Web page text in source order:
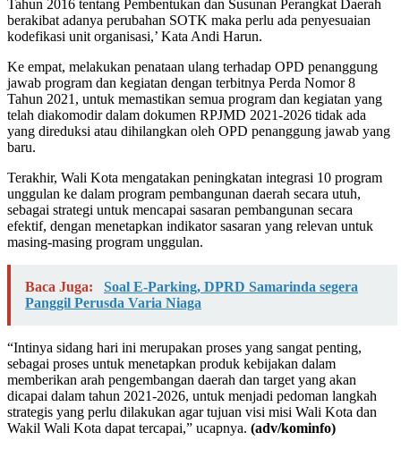
Tahun 2016 tentang Pembentukan dan Susunan Perangkat Daerah
berakibat adanya perubahan SOTK maka perlu ada penyesuaian
kodefikasi unit organisasi,’ Kata Andi Harun.
Ke empat, melakukan penataan ulang terhadap OPD penanggung
jawab program dan kegiatan dengan terbitnya Perda Nomor 8
Tahun 2021, untuk memastikan semua program dan kegiatan yang
telah diakomodir dalam dokumen RPJMD 2021-2026 tidak ada
yang direduksi atau dihilangkan oleh OPD penanggung jawab yang
baru.
Terakhir, Wali Kota mengatakan peningkatan integrasi 10 program
unggulan ke dalam program pembangunan daerah secara utuh,
sebagai strategi untuk mencapai sasaran pembangunan secara
efektif, dengan menetapkan indikator sasaran yang relevan untuk
masing-masing program unggulan.
Baca Juga:
Soal E-Parking, DPRD Samarinda segera
Panggil Perusda Varia Niaga
“Intinya sidang hari ini merupakan proses yang sangat penting,
sebagai proses untuk menetapkan produk kebijakan dalam
memberikan arah pengembangan daerah dan target yang akan
dicapai dalam tahun 2021-2026, untuk menjadi pedoman langkah
strategis yang perlu dilakukan agar tujuan visi misi Wali Kota dan
Wakil Wali Kota dapat tercapai,” ucapnya. (adv/kominfo)